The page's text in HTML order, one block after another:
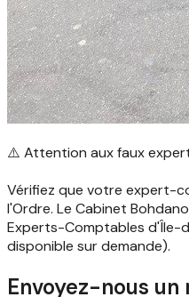
⚠️ Attention aux faux
Vérifiez que votre expert-
l'Ordre. Le Cabinet
Experts-Comptables d'Île-
disponible sur demande).
Envoyez-nous un